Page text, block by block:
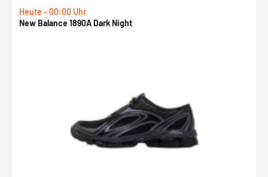
Heute - 00:00 Uhr
New Balance 1890A Dark Night